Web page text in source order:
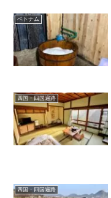
ベトナム
四国・四国遍路
四国・四国遍路